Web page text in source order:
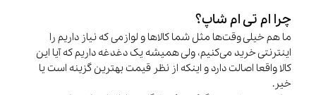
چرا ام تی ام شاپ؟
ما هم خیلی وقت‌ها مثل شما کالاها و لوازمی که نیاز داریم را
اینترنتی خرید می‌کنیم، ولی همیشه یک دغدغه داریم که آیا این
کالا واقعا اصالت دارد و اینکه از نظر قیمت بهترین گزینه است یا
خیر.